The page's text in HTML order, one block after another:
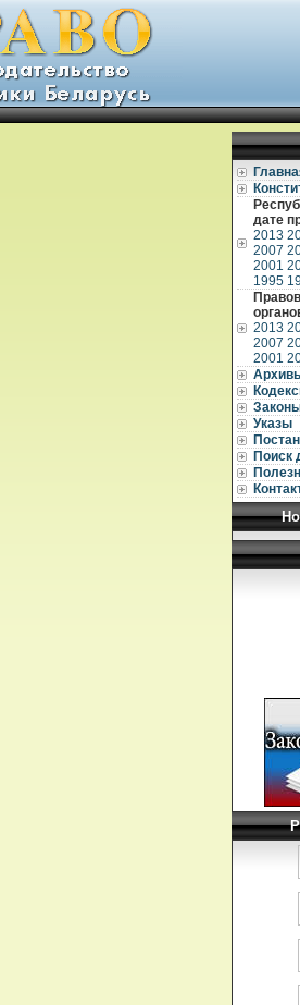
дате
2013
2007
2001
1995
2013
2007
2001
Указы
Поиск